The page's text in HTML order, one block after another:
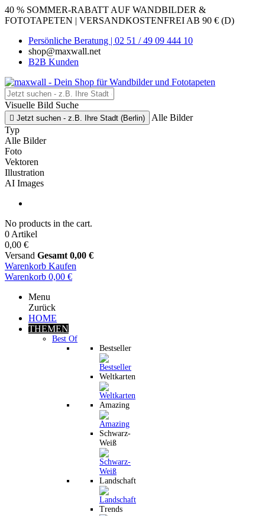
40 % SOMMER-RABATT AUF WANDBILDER &
FOTOTAPETEN | VERSANDKOSTENFREI AB 90 € (D)
Persönliche Beratung | 02 51 / 49 09 444 10
shop@maxwall.net
B2B Kunden
Visuelle Bild Suche
 Jetzt suchen - z.B. Ihre Stadt (Berlin)
Alle Bilder
Typ
Alle Bilder
Foto
Vektoren
Illustration
AI Images
No products in the cart.
0 Artikel
0,00 €
Versand Gesamt 0,00 €
Warenkorb Kaufen
Warenkorb 0,00 €
Menu
Zurück
HOME
THEMEN
Best Of
Bestseller
Weltkarten
Amazing
Schwarz-
Weiß
Landschaft
Trends